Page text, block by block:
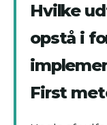
Hvilke
opstå i
First